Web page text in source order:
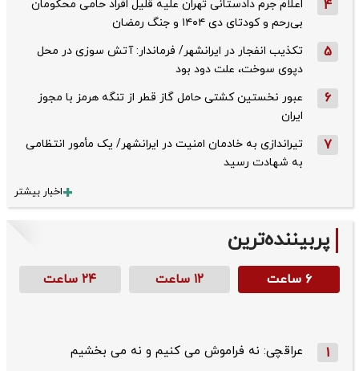
4
اعلام جرم دادستانی تهران علیه قلیل افراد حامی محکومان
بی‌رحم و کودتای دی‌ ۱۴۰۴ و جنگ رمضان
5
تکذیب ‌انفجار در ایرانشهر/ فرماندار: آتش سوزی در محل
دپوی سوخت، علت دود بود
6
عبور نخستین کشتی حامل گاز قطر از تنگه هرمز با مجوز
ایران
7
تیراندازی به خادمان امنیت در ایرانشهر/ یک مأمور انتظامی
به شهادت رسید
اخبار بیشتر
پربیننده‌ترین
۶ ساعت ۱۲ ساعت ۲۴ ساعت
1 عراقچی: نه فراموش می کنیم و نه می بخشیم